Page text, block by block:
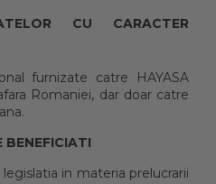
CU CARACTER
furnizate catre HAYASA
Romaniei, dar doar catre
BENEFICIATI
in materia prelucrarii